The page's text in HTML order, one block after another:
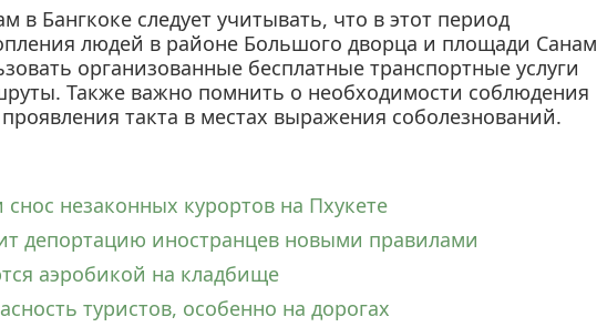
в Бангкоке следует учитывать, что в этот период
людей в районе Большого дворца и площади Санам
организованные бесплатные транспортные услуги
Также важно помнить о необходимости соблюдения
такта в местах выражения соболезнований.
незаконных курортов на Пхукете
депортацию иностранцев новыми правилами
аэробикой на кладбище
туристов, особенно на дорогах